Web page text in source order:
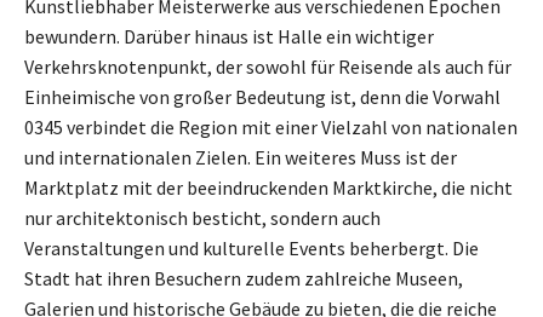
Kunstliebhaber Meisterwerke aus verschiedenen Epochen
bewundern. Darüber hinaus ist Halle ein wichtiger
Verkehrsknotenpunkt, der sowohl für Reisende als auch für
Einheimische von großer Bedeutung ist, denn die Vorwahl
0345 verbindet die Region mit einer Vielzahl von nationalen
und internationalen Zielen. Ein weiteres Muss ist der
Marktplatz mit der beeindruckenden Marktkirche, die nicht
nur architektonisch besticht, sondern auch
Veranstaltungen und kulturelle Events beherbergt. Die
Stadt hat ihren Besuchern zudem zahlreiche Museen,
Galerien und historische Gebäude zu bieten, die die reiche